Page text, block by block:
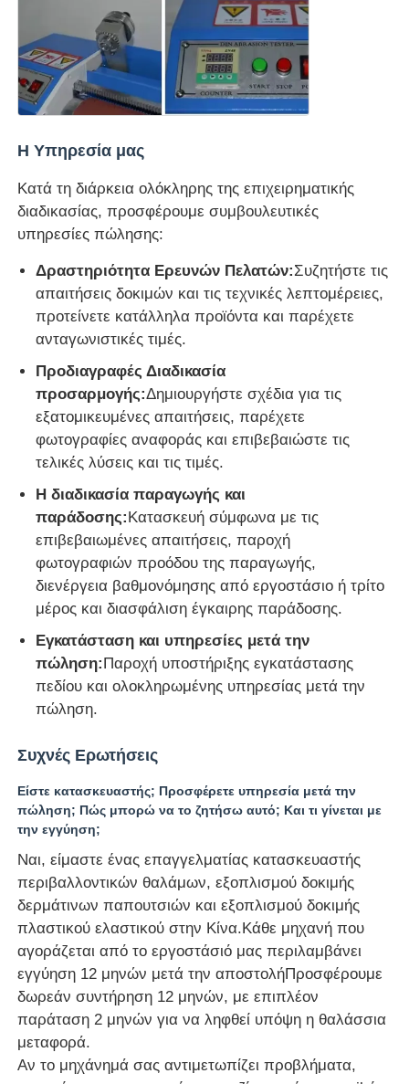
Η Υπηρεσία μας
Κατά τη διάρκεια ολόκληρης της επιχειρηματικής
διαδικασίας, προσφέρουμε συμβουλευτικές
υπηρεσίες πώλησης:
Δραστηριότητα Ερευνών Πελατών:Συζητήστε τις
απαιτήσεις δοκιμών και τις τεχνικές λεπτομέρειες,
προτείνετε κατάλληλα προϊόντα και παρέχετε
ανταγωνιστικές τιμές.
Προδιαγραφές Διαδικασία
προσαρμογής:Δημιουργήστε σχέδια για τις
εξατομικευμένες απαιτήσεις, παρέχετε
φωτογραφίες αναφοράς και επιβεβαιώστε τις
τελικές λύσεις και τις τιμές.
Η διαδικασία παραγωγής και
παράδοσης:Κατασκευή σύμφωνα με τις
επιβεβαιωμένες απαιτήσεις, παροχή
φωτογραφιών προόδου της παραγωγής,
διενέργεια βαθμονόμησης από εργοστάσιο ή τρίτο
μέρος και διασφάλιση έγκαιρης παράδοσης.
Εγκατάσταση και υπηρεσίες μετά την
πώληση:Παροχή υποστήριξης εγκατάστασης
πεδίου και ολοκληρωμένης υπηρεσίας μετά την
πώληση.
Συχνές Ερωτήσεις
Είστε κατασκευαστής; Προσφέρετε υπηρεσία μετά την
πώληση; Πώς μπορώ να το ζητήσω αυτό; Και τι γίνεται με
την εγγύηση;
Ναι, είμαστε ένας επαγγελματίας κατασκευαστής
περιβαλλοντικών θαλάμων, εξοπλισμού δοκιμής
δερμάτινων παπουτσιών και εξοπλισμού δοκιμής
πλαστικού ελαστικού στην Κίνα.Κάθε μηχανή που
αγοράζεται από το εργοστάσιό μας περιλαμβάνει
εγγύηση 12 μηνών μετά την αποστολήΠροσφέρουμε
δωρεάν συντήρηση 12 μηνών, με επιπλέον
παράταση 2 μηνών για να ληφθεί υπόψη η θαλάσσια
μεταφορά.
Αν το μηχάνημά σας αντιμετωπίζει προβλήματα,